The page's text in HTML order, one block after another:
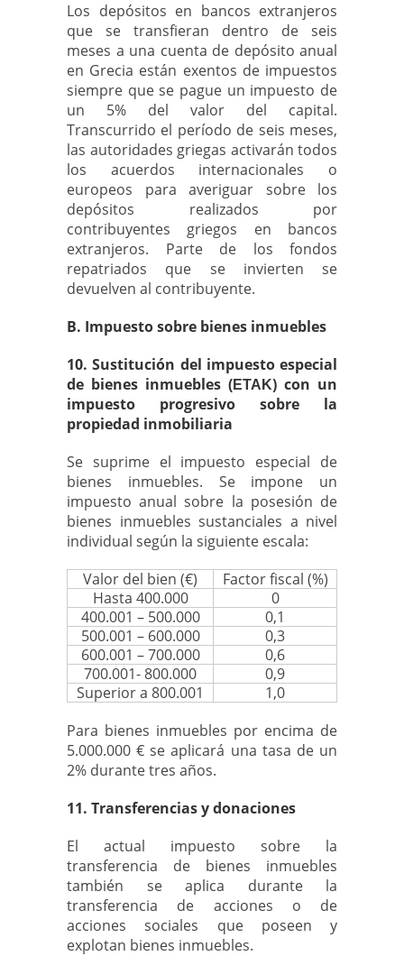
Los depósitos en bancos extranjeros
que se transfieran dentro de seis
meses a una cuenta de depósito anual
en Grecia están exentos de impuestos
siempre que se pague un impuesto de
un 5% del valor del capital.
Transcurrido el período de seis meses,
las autoridades griegas activarán todos
los acuerdos internacionales o
europeos para averiguar sobre los
depósitos realizados por
contribuyentes griegos en bancos
extranjeros. Parte de los fondos
repatriados que se invierten se
devuelven al contribuyente.
B. Impuesto sobre bienes inmuebles
10. Sustitución del impuesto especial
de bienes inmuebles (ΕΤΑΚ) con un
impuesto progresivo sobre la
propiedad inmobiliaria
Se suprime el impuesto especial de
bienes inmuebles. Se impone un
impuesto anual sobre la posesión de
bienes inmuebles sustanciales a nivel
individual según la siguiente escala:
Valor del bien (€)
Factor fiscal (%)
Hasta 400.000
0
400.001 – 500.000
0,1
500.001 – 600.000
0,3
600.001 – 700.000
0,6
700.001- 800.000
0,9
Superior a 800.001
1,0
Para bienes inmuebles por encima de
5.000.000 € se aplicará una tasa de un
2% durante tres años.
11. Transferencias y donaciones
El actual impuesto sobre la
transferencia de bienes inmuebles
también se aplica durante la
transferencia de acciones o de
acciones sociales que poseen y
explotan bienes inmuebles.